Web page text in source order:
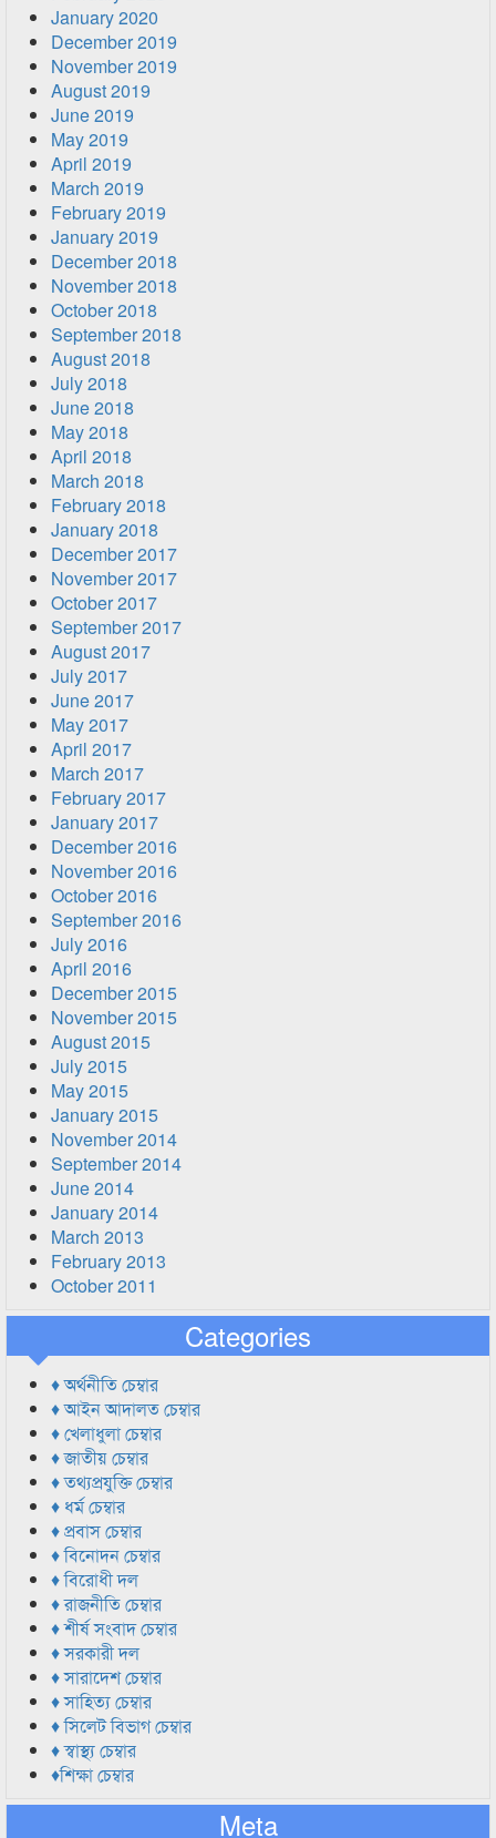
January 2020
December 2019
November 2019
August 2019
June 2019
May 2019
April 2019
March 2019
February 2019
January 2019
December 2018
November 2018
October 2018
September 2018
August 2018
July 2018
June 2018
May 2018
April 2018
March 2018
February 2018
January 2018
December 2017
November 2017
October 2017
September 2017
August 2017
July 2017
June 2017
May 2017
April 2017
March 2017
February 2017
January 2017
December 2016
November 2016
October 2016
September 2016
July 2016
April 2016
December 2015
November 2015
August 2015
July 2015
May 2015
January 2015
November 2014
September 2014
June 2014
January 2014
March 2013
February 2013
October 2011
Categories
♦ অর্থনীতি চেম্বার
♦ আইন আদালত চেম্বার
♦ খেলাধুলা চেম্বার
♦ জাতীয় চেম্বার
♦ তথ্যপ্রযুক্তি চেম্বার
♦ ধর্ম চেম্বার
♦ প্রবাস চেম্বার
♦ বিনোদন চেম্বার
♦ বিরোধী দল
♦ রাজনীতি চেম্বার
♦ শীর্ষ সংবাদ চেম্বার
♦ সরকারী দল
♦ সারাদেশ চেম্বার
♦ সাহিত্য চেম্বার
♦ সিলেট বিভাগ চেম্বার
♦ স্বাস্থ্য চেম্বার
♦শিক্ষা চেম্বার
Meta